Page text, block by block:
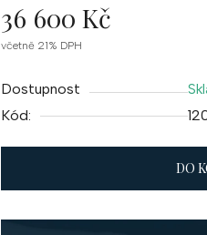
36 600 Kč
Měrná
včetně 21% DPH
Dostupnost
Kód:
DO